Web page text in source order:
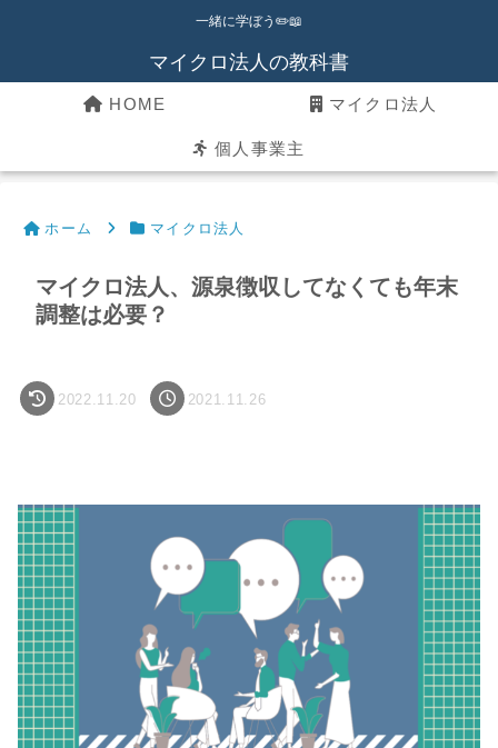
一緒に学ぼう✏️📖
マイクロ法人の教科書
HOME マイクロ法人
個人事業主
ホーム マイクロ法人
マイクロ法人、源泉徴収してなくても年末
調整は必要？
2022.11.20 2021.11.26